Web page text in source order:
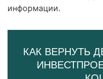
информации.
КАК ВЕРНУТЬ